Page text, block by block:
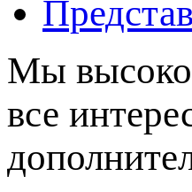
Мы высоко
все